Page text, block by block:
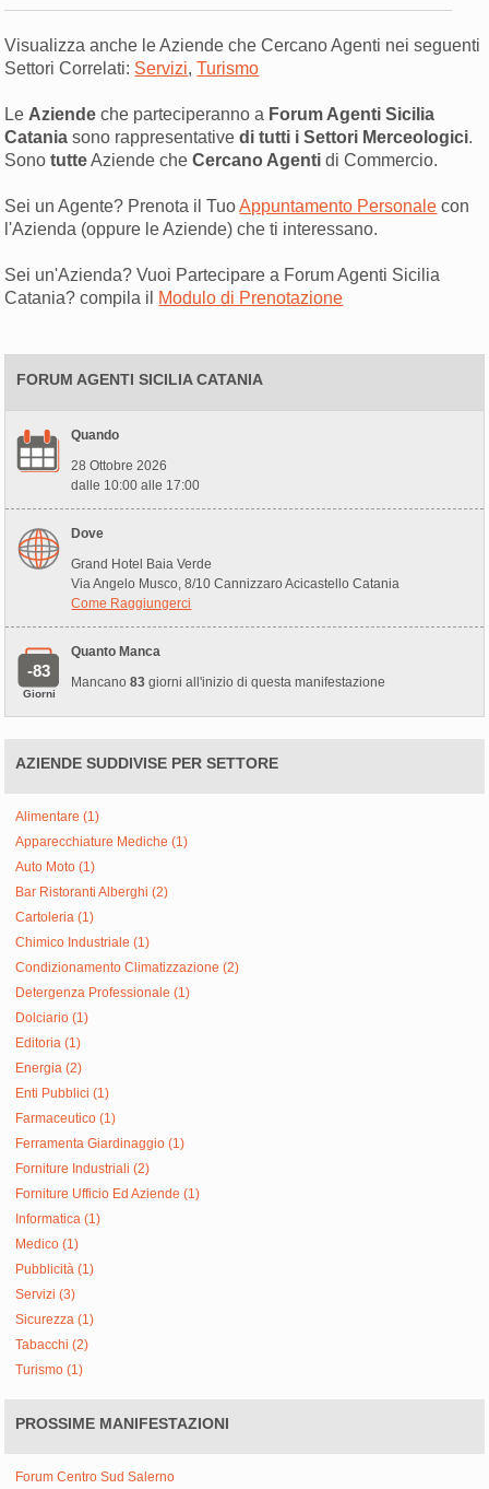
Visualizza anche le Aziende che Cercano Agenti nei seguenti
Settori Correlati: Servizi,Turismo
Le Aziende che parteciperanno a Forum Agenti Sicilia
Catania sono rappresentativedi tutti i Settori Merceologici.
SonotutteAziende cheCercano Agenti di Commercio.
Sei un Agente? Prenota il TuoAppuntamento Personale con
l'Azienda (oppure le Aziende) che ti interessano.
Sei un'Azienda? Vuoi Partecipare a Forum Agenti Sicilia
Catania? compila il Modulo di Prenotazione
FORUM AGENTI SICILIA CATANIA
Quando
28 Ottobre 2026
dalle 10:00 alle 17:00
Dove
Grand Hotel Baia Verde
Via Angelo Musco, 8/10 Cannizzaro Acicastello Catania
Come Raggiungerci
-83
Giorni
Quanto Manca
Mancano83 giorni all'inizio di questa manifestazione
AZIENDE SUDDIVISE PER SETTORE
Alimentare (1)
Apparecchiature Mediche (1)
Auto Moto (1)
Bar Ristoranti Alberghi (2)
Cartoleria (1)
Chimico Industriale (1)
Condizionamento Climatizzazione (2)
Detergenza Professionale (1)
Dolciario (1)
Editoria (1)
Energia (2)
Enti Pubblici (1)
Farmaceutico (1)
Ferramenta Giardinaggio (1)
Forniture Industriali (2)
Forniture Ufficio Ed Aziende (1)
Informatica (1)
Medico (1)
Pubblicità (1)
Servizi (3)
Sicurezza (1)
Tabacchi (2)
Turismo (1)
PROSSIME MANIFESTAZIONI
Forum Centro Sud Salerno